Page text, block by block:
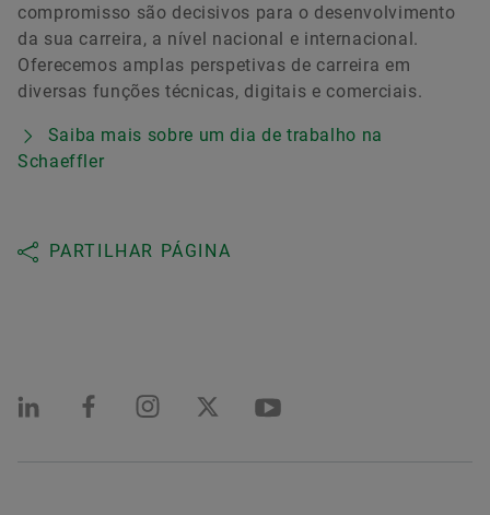
compromisso são decisivos para o desenvolvimento
da sua carreira, a nível nacional e internacional.
Oferecemos amplas perspetivas de carreira em
diversas funções técnicas, digitais e comerciais.
Saiba mais sobre um dia de trabalho na
Schaeffler
PARTILHAR PÁGINA